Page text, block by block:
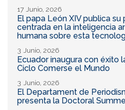
17 Junio, 2026
El papa León XIV publica su
centrada en la inteligencia
humana sobre esta
3 Junio, 2026
Ecuador inaugura con éxito
Ciclo Comerse el Mundo
3 Junio, 2026
El Departament de
presenta la Doctoral